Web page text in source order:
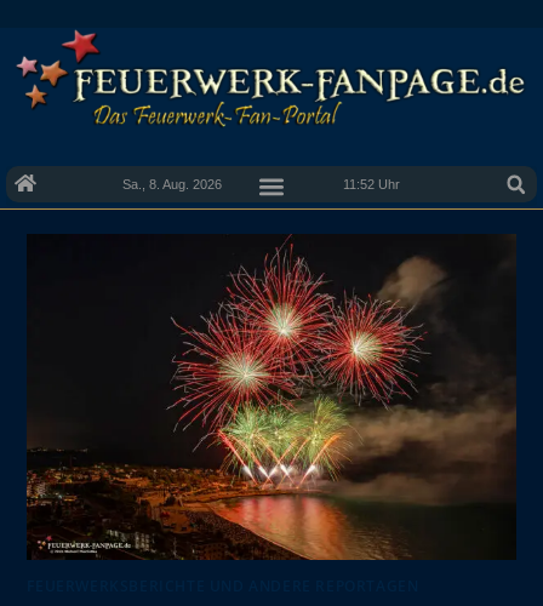
Sa., 8. Aug. 2026 11:52 Uhr